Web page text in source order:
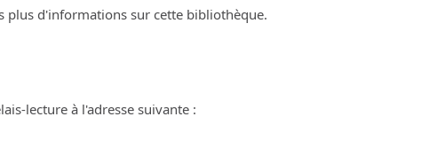
plus d'informations sur cette bibliothèque.
lecture à l'adresse suivante :